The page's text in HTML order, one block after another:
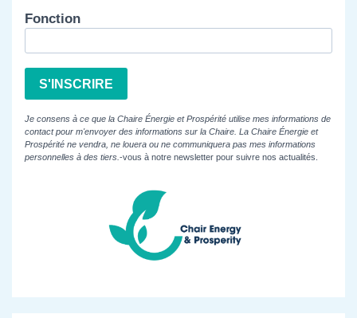
Fonction
S'INSCRIRE
Je consens à ce que la Chaire Énergie et Prospérité utilise mes informations de
contact pour m'envoyer des informations sur la Chaire. La Chaire Énergie et
Prospérité ne vendra, ne louera ou ne communiquera pas mes informations
personnelles à des tiers. -vous à notre newsletter pour suivre nos actualités.